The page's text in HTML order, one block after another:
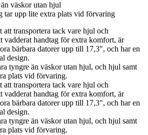
väskor utan hjul
tar upp lite extra plats vid förvaring
att transportera tack vare hjul och
vadderat handtag för extra komfort, är
bärbara datorer upp till 17,3", och har en
design.
tyngre än väskor utan hjul, och hjul samt
plats vid förvaring.
att transportera tack vare hjul och
vadderat handtag för extra komfort, är
bärbara datorer upp till 17,3", och har en
design.
tyngre än väskor utan hjul, och hjul samt
plats vid förvaring.